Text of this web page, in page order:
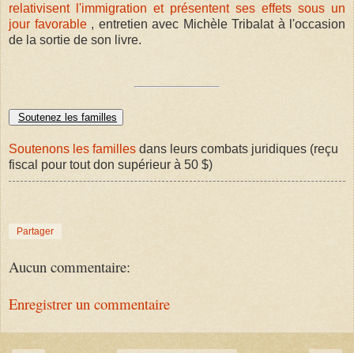
relativisent l'immigration et présentent ses effets sous un
jour favorable, entretien avec Michèle Tribalat à l'occasion
de la sortie de son livre.
Soutenez les familles
Soutenons les familles dans leurs combats juridiques (reçu
fiscal pour tout don supérieur à 50 $)
Partager
Aucun commentaire:
Enregistrer un commentaire